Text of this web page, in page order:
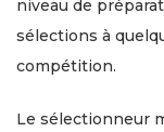
niveau de
sélections à
compétition.
Le sélectionneur